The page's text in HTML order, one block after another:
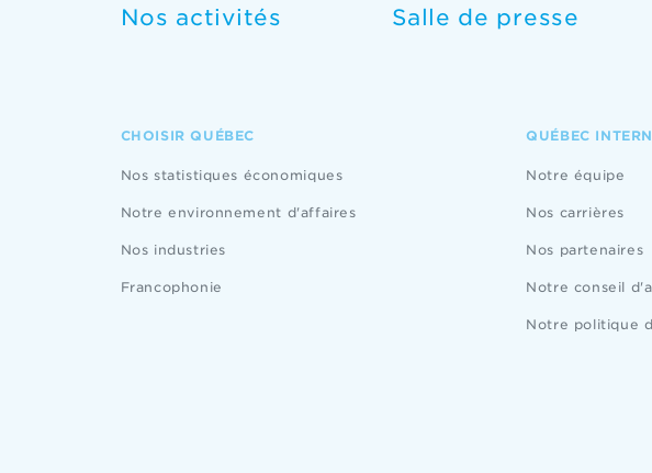
Nos activités Salle de presse
CHOISIR QUÉBEC
Nos statistiques économiques
Notre environnement d'affaires
Nos industries
Francophonie
QUÉBEC
Notre équipe
Nos carrières
Nos partenaires
Notre conseil
Notre politique